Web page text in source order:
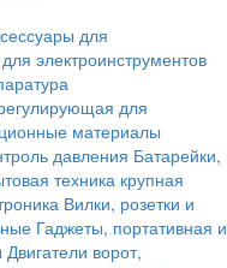
для
электроинструментов
для
материалы
давления Батарейки,
техника крупная
Вилки, розетки и
Гаджеты, портативная и
Двигатели ворот,